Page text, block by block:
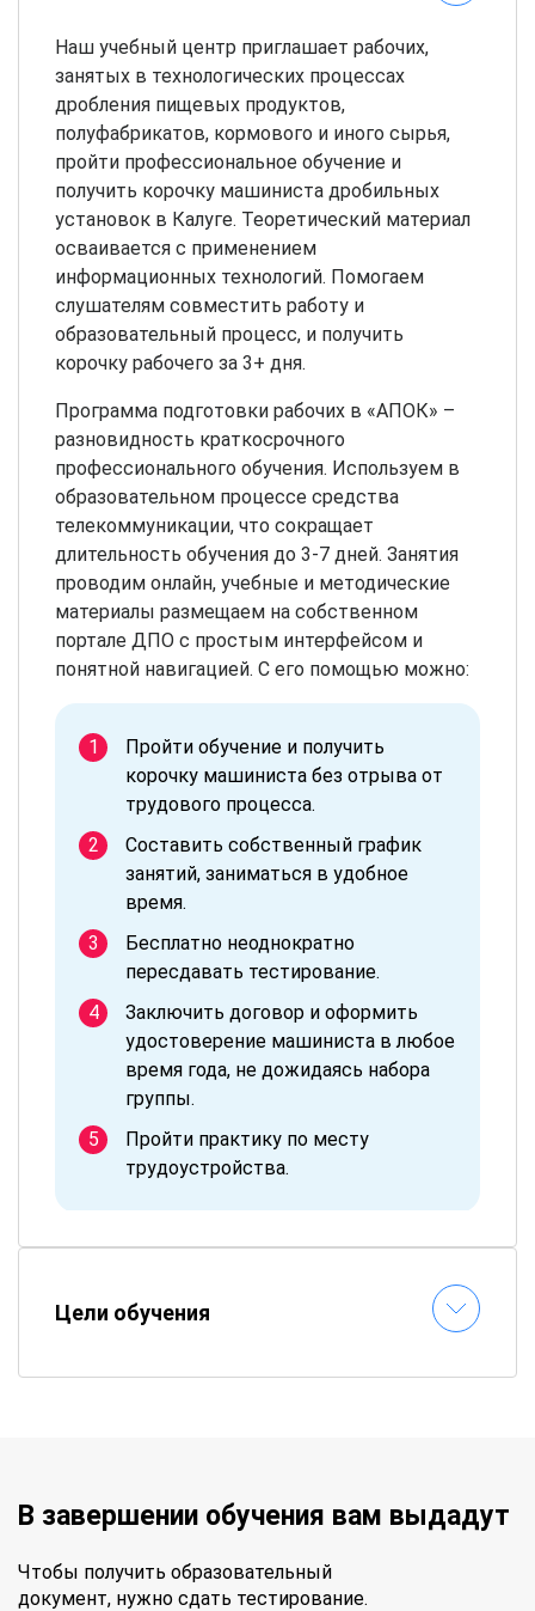
Наш учебный центр приглашает рабочих,
занятых в технологических процессах
дробления пищевых продуктов,
полуфабрикатов, кормового и иного сырья,
пройти профессиональное обучение и
получить корочку машиниста дробильных
установок в Калуге. Теоретический материал
осваивается с применением
информационных технологий. Помогаем
слушателям совместить работу и
образовательный процесс, и получить
корочку рабочего за 3+ дня.
Программа подготовки рабочих в «АПОК» –
разновидность краткосрочного
профессионального обучения. Используем в
образовательном процессе средства
телекоммуникации, что сокращает
длительность обучения до 3-7 дней. Занятия
проводим онлайн, учебные и методические
материалы размещаем на собственном
портале ДПО с простым интерфейсом и
понятной навигацией. С его помощью можно:
Пройти обучение и получить
корочку машиниста без отрыва от
трудового процесса.
Составить собственный график
занятий, заниматься в удобное
время.
Бесплатно неоднократно
пересдавать тестирование.
Заключить договор и оформить
удостоверение машиниста в любое
время года, не дожидаясь набора
группы.
Пройти практику по месту
трудоустройства.
Цели обучения
В завершении обучения вам выдадут
Чтобы получить образовательный
документ, нужно сдать тестирование.